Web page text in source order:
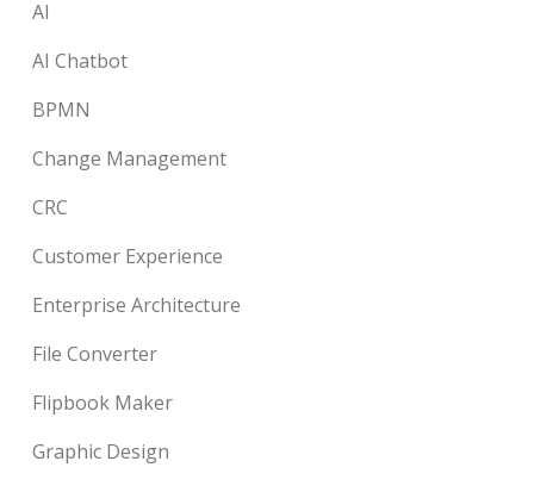
AI
AI Chatbot
BPMN
Change Management
CRC
Customer Experience
Enterprise Architecture
File Converter
Flipbook Maker
Graphic Design